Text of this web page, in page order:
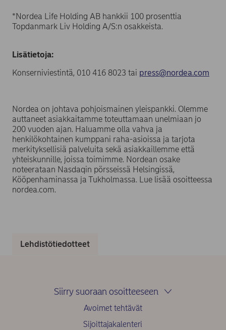
*Nordea Life Holding AB hankkii 100 prosenttia
Topdanmark Liv Holding A/S:n osakkeista.
Lisätietoja:
Konserniviestintä, 010 416 8023 tai press@nordea.com
Nordea on johtava pohjoismainen yleispankki. Olemme
auttaneet asiakkaitamme toteuttamaan unelmiaan jo
200 vuoden ajan. Haluamme olla vahva ja
henkilökohtainen kumppani raha-asioissa ja tarjota
merkityksellisiä palveluita sekä asiakkaillemme että
yhteiskunnille, joissa toimimme. Nordean osake
noteerataan Nasdaqin pörsseissä Helsingissä,
Kööpenhaminassa ja Tukholmassa. Lue lisää osoitteessa
nordea.com.
Lehdistötiedotteet
Siirry suoraan osoitteeseen
Avoimet tehtävät
Sijoittajakalenteri